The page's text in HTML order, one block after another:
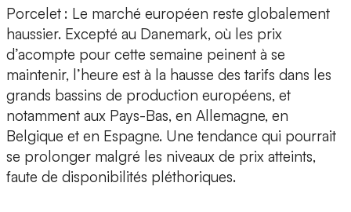
Porcelet : Le marché européen reste globalement
haussier. Excepté au Danemark, où les prix
d’acompte pour cette semaine peinent à se
maintenir, l’heure est à la hausse des tarifs dans les
grands bassins de production européens, et
notamment aux Pays-Bas, en Allemagne, en
Belgique et en Espagne. Une tendance qui pourrait
se prolonger malgré les niveaux de prix atteints,
faute de disponibilités pléthoriques.